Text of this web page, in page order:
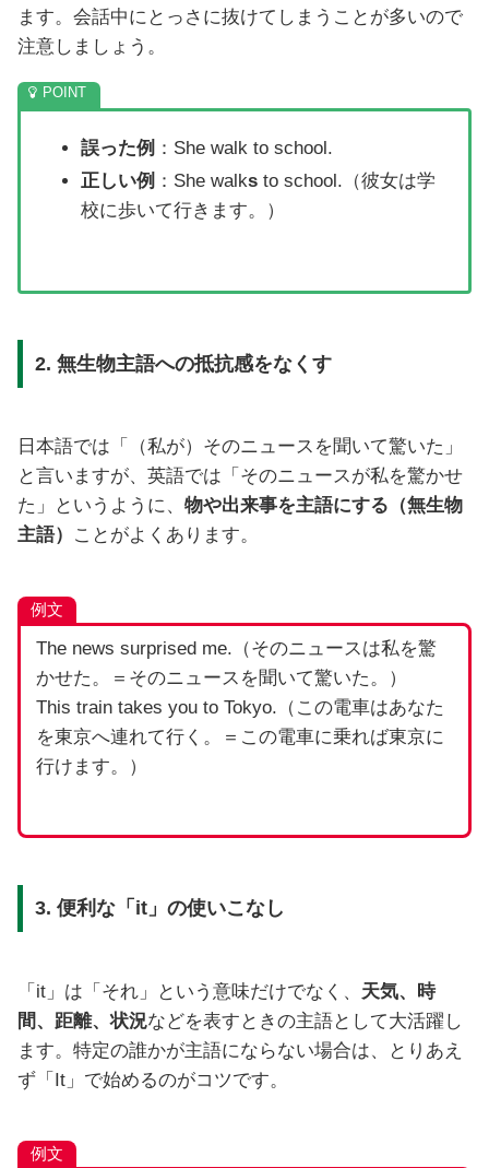
ます。会話中にとっさに抜けてしまうことが多いので
注意しましょう。
誤った例 ：She walk to school.
正しい例 ：She walksto school.（彼女は学
校に歩いて行きます。）
2. 無生物主語への抵抗感をなくす
日本語では「（私が）そのニュースを聞いて驚いた」
と言いますが、英語では「そのニュースが私を驚かせ
た」というように、 物や出来事を主語にする（無生物
主語）
ことがよくあります。
例文
The news surprised me.（そのニュースは私を驚
かせた。＝そのニュースを聞いて驚いた。）
This train takes you to Tokyo.（この電車はあなた
を東京へ連れて行く。＝この電車に乗れば東京に
行けます。）
3. 便利な「it」の使いこなし
「it」は「それ」という意味だけでなく、 天気、時
間、距離、状況などを表すときの主語として大活躍し
ます。特定の誰かが主語にならない場合は、とりあえ
ず「It」で始めるのがコツです。
例文